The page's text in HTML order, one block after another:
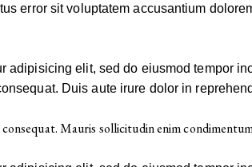
error sit voluptatem accusantium
adipisicing elit, sed do eiusmod tempor
Duis aute irure dolor in
Mauris sollicitudin enim